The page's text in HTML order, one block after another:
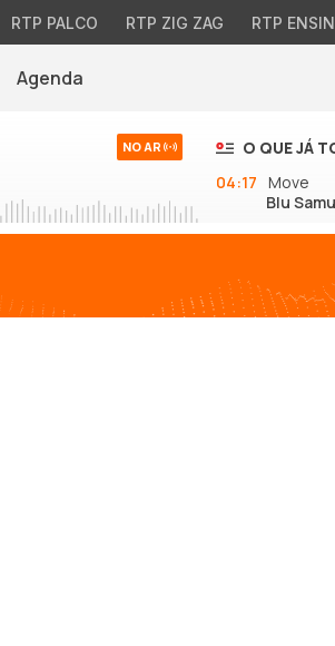
RTP PALCO RTP ZIG ZAG RTP
Agenda
NO AR
O QUE JÁ
04:17 Move
Blu Samu